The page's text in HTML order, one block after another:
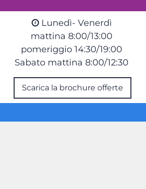
Lunedì- Venerdì
mattina 8:00/13:00
pomeriggio 14:30/19:00
Sabato mattina 8:00/12:30
Scarica la brochure offerte